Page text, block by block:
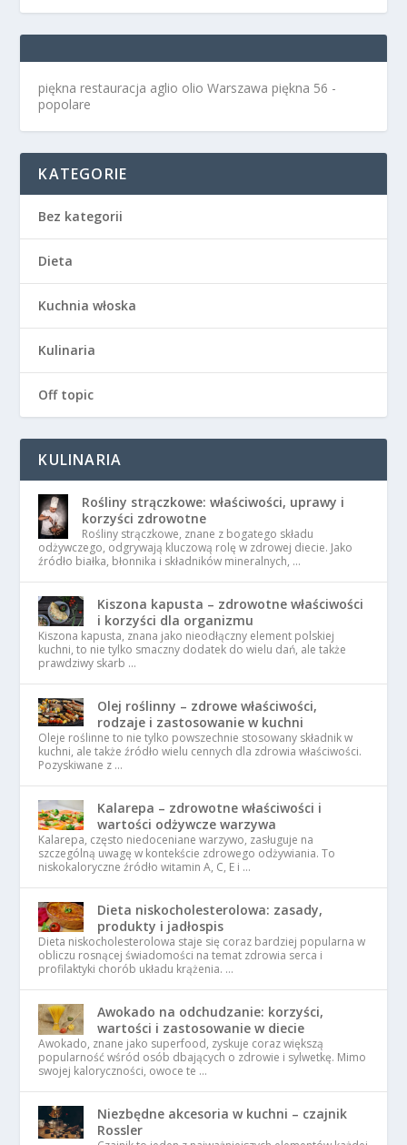
piękna restauracja aglio olio Warszawa piękna 56 -
popolare
KATEGORIE
Bez kategorii
Dieta
Kuchnia włoska
Kulinaria
Off topic
KULINARIA
Rośliny strączkowe: właściwości, uprawy i
korzyści zdrowotne
Rośliny strączkowe, znane z bogatego składu
odżywczego, odgrywają kluczową rolę w zdrowej diecie. Jako
źródło białka, błonnika i składników mineralnych, …
Kiszona kapusta – zdrowotne właściwości
i korzyści dla organizmu
Kiszona kapusta, znana jako nieodłączny element polskiej
kuchni, to nie tylko smaczny dodatek do wielu dań, ale także
prawdziwy skarb …
Olej roślinny – zdrowe właściwości,
rodzaje i zastosowanie w kuchni
Oleje roślinne to nie tylko powszechnie stosowany składnik w
kuchni, ale także źródło wielu cennych dla zdrowia właściwości.
Pozyskiwane z …
Kalarepa – zdrowotne właściwości i
wartości odżywcze warzywa
Kalarepa, często niedoceniane warzywo, zasługuje na
szczególną uwagę w kontekście zdrowego odżywiania. To
niskokaloryczne źródło witamin A, C, E i …
Dieta niskocholesterolowa: zasady,
produkty i jadłospis
Dieta niskocholesterolowa staje się coraz bardziej popularna w
obliczu rosnącej świadomości na temat zdrowia serca i
profilaktyki chorób układu krążenia. …
Awokado na odchudzanie: korzyści,
wartości i zastosowanie w diecie
Awokado, znane jako superfood, zyskuje coraz większą
popularność wśród osób dbających o zdrowie i sylwetkę. Mimo
swojej kaloryczności, owoce te …
Niezbędne akcesoria w kuchni – czajnik
Rossler